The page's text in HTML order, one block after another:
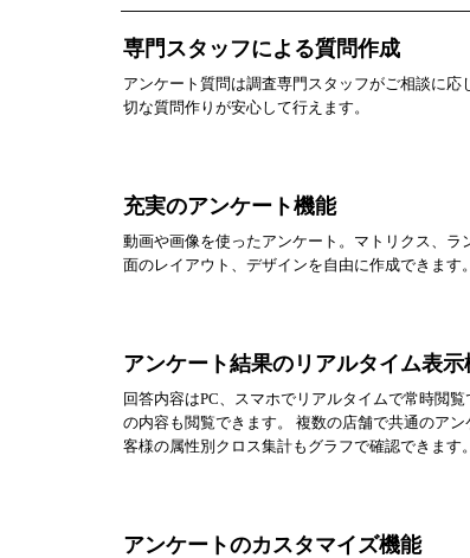
専門スタッフによる質問作成
アンケート質問は調査専門スタッフがご相談に
切な質問作りが安心して行えます。
充実のアンケート機能
動画や画像を使ったアンケート。マトリクス、
面のレイアウト、デザインを自由に作成できます
アンケート結果のリアルタイム表示
回答内容はPC、スマホでリアルタイムで常時閲
の内容も閲覧できます。 複数の店舗で共通のア
客様の属性別クロス集計もグラフで確認できます。
アンケートのカスタマイズ機能